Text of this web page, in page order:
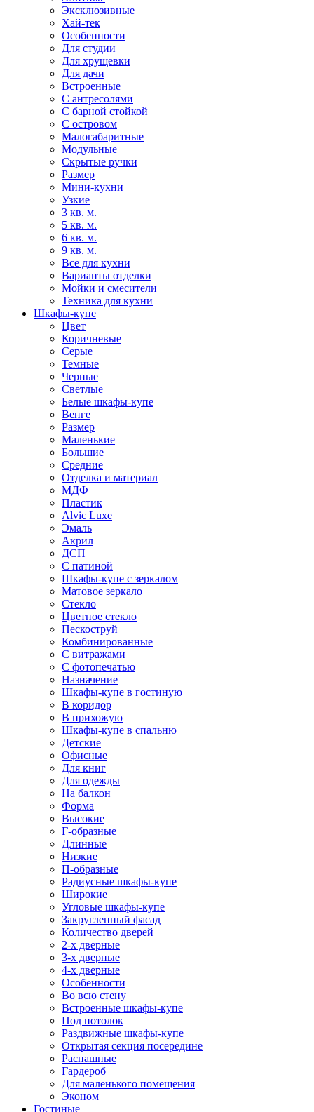
Эксклюзивные
Хай-тек
Особенности
Для студии
Для хрущевки
Для дачи
Встроенные
С антресолями
С барной стойкой
С островом
Малогабаритные
Модульные
Скрытые ручки
Размер
Мини-кухни
Узкие
3 кв. м.
5 кв. м.
6 кв. м.
9 кв. м.
Все для кухни
Варианты отделки
Мойки и смесители
Техника для кухни
Шкафы-купе
Цвет
Коричневые
Серые
Темные
Черные
Светлые
Белые шкафы-купе
Венге
Размер
Маленькие
Большие
Средние
Отделка и материал
МДФ
Пластик
Alvic Luxe
Эмаль
Акрил
ДСП
С патиной
Шкафы-купе с зеркалом
Матовое зеркало
Стекло
Цветное стекло
Пескоструй
Комбинированные
С витражами
С фотопечатью
Назначение
Шкафы-купе в гостиную
В коридор
В прихожую
Шкафы-купе в спальню
Детские
Офисные
Для книг
Для одежды
На балкон
Форма
Высокие
Г-образные
Длинные
Низкие
П-образные
Радиусные шкафы-купе
Широкие
Угловые шкафы-купе
Закругленный фасад
Количество дверей
2-х дверные
3-х дверные
4-х дверные
Особенности
Во всю стену
Встроенные шкафы-купе
Под потолок
Раздвижные шкафы-купе
Открытая секция посередине
Распашные
Гардероб
Для маленького помещения
Эконом
Гостиные